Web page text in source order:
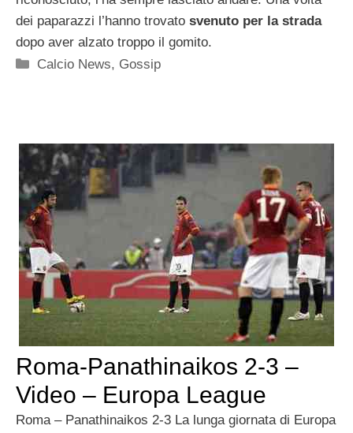
dei paparazzi l’hanno trovato svenuto per la strada
dopo aver alzato troppo il gomito.
Categorie
Calcio News, Gossip
Roma-Panathinaikos 2-3 –
Video – Europa League
Roma – Panathinaikos 2-3 La lunga giornata di Europa